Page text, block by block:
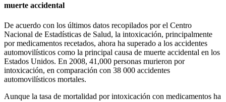
muerte accidental
De acuerdo con los últimos datos recopilados por el Centro
Nacional de Estadísticas de Salud, la intoxicación, principalmente
por medicamentos recetados, ahora ha superado a los accidentes
automovilísticos como la principal causa de muerte accidental en los
Estados Unidos. En 2008, 41,000 personas murieron por
intoxicación, en comparación con 38 000 accidentes
automovilísticos mortales.
Aunque la tasa de mortalidad por intoxicación con medicamentos ha